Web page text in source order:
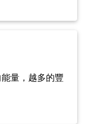
量，越多的豐